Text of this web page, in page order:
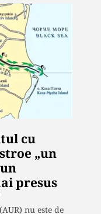
cu
„un
presus
nu este de